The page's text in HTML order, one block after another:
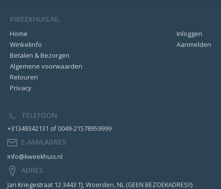
KWEEKHUIS.NL
Inloggen
Aanmelden
Home
Winkelinfo
Betalen & Bezorgen
Algemene voorwaarden
Retouren
Privacy
TELEFOON
+31348342131 of 0049-21578959999
E-MAILADRES
info@kweekhuis.nl
ADRES
Jan Kriegestraat 12 3443 TJ, Woerden, NL (GEEN BEZOEKADRES!!)